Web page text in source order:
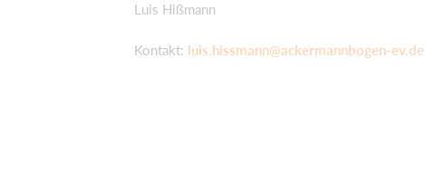
Luis Hißmann
Kontakt: luis.hissmann@ackermannbogen-ev.de